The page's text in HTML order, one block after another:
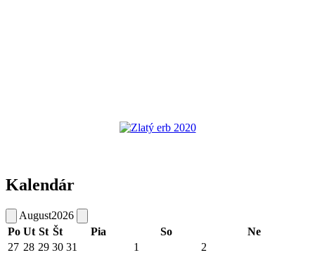
Kalendár
August2026
Po Ut St Št Pia So
Ne
27 28 29 30 31 1 2